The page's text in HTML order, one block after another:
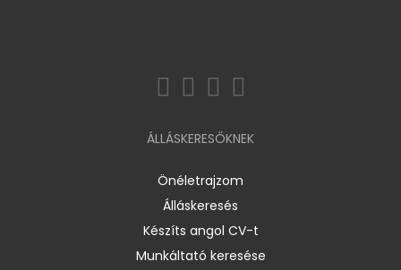
ÁLLÁSKERESŐKNEK
Önéletrajzom
Álláskeresés
Készíts angol CV-t
Munkáltató keresése